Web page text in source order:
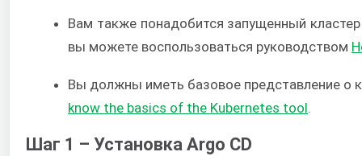
Вам также понадобится запущенный
вы можете воспользоваться руководством
Вы должны иметь базовое представление о
know the basics of the Kubernetes tool.
Шаг 1 – Установка Argo CD